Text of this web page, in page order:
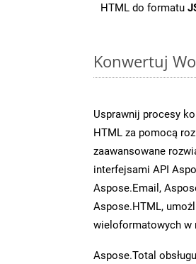
HTML do formatu
Konwertuj
Usprawnij procesy
HTML za pomocą
zaawansowane
interfejsami API
Aspose.Email,
Aspose.HTML,
wieloformatowych w
Aspose.Total